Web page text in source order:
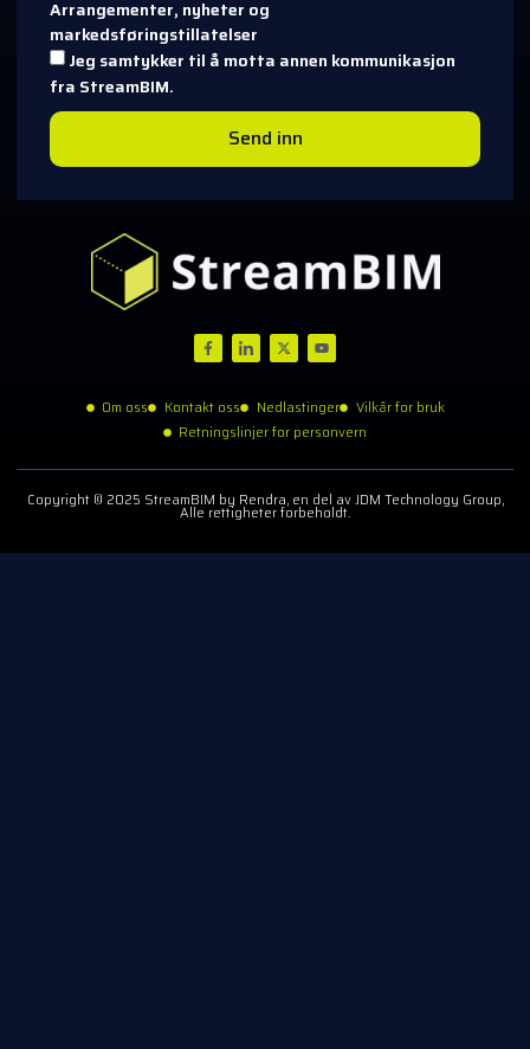
Arrangementer, nyheter og
markedsføringstillatelser
Jeg samtykker til å motta annen kommunikasjon
fra StreamBIM.
Send inn
Om oss Kontakt oss Nedlastinger
Vilkår for bruk
Retningslinjer for personvern
Copyright © 2025 StreamBIM by Rendra, en del av JDM Technology Group,
Alle rettigheter forbeholdt.